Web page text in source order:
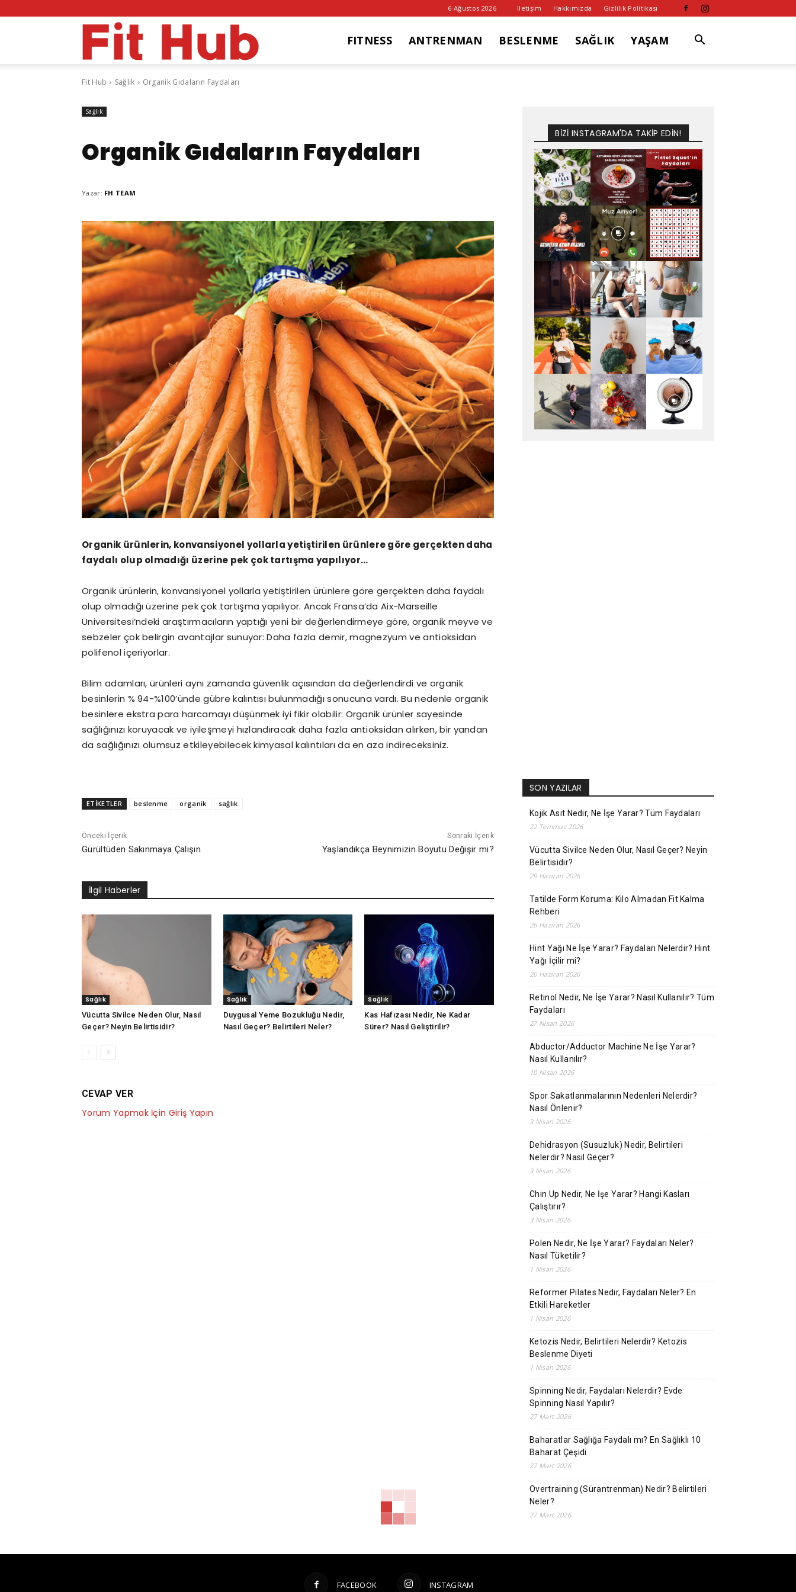
6 Ağustos 2026 İletişim Hakkımızda Gizlilik Politikası
FITNESS ANTRENMAN BESLENME SAĞLIK YAŞAM
Fit Hub Sağlık Organik Gıdaların Faydaları
Sağlık
Organik Gıdaların Faydaları
Yazar: FH TEAM
Organik ürünlerin, konvansiyonel yollarla yetiştirilen ürünlere göre gerçekten daha
faydalı olup olmadığı üzerine pek çok tartışma yapılıyor…
Organik ürünlerin, konvansiyonel yollarla yetiştirilen ürünlere göre gerçekten daha faydalı
olup olmadığı üzerine pek çok tartışma yapılıyor. Ancak Fransa’da Aix-Marseille
Üniversitesi’ndeki araştırmacıların yaptığı yeni bir değerlendirmeye göre, organik meyve ve
sebzeler çok belirgin avantajlar sunuyor: Daha fazla demir, magnezyum ve antioksidan
polifenol içeriyorlar.
Bilim adamları, ürünleri aynı zamanda güvenlik açısından da değerlendirdi ve organik
besinlerin % 94-%100’ünde gübre kalıntısı bulunmadığı sonucuna vardı. Bu nedenle organik
besinlere ekstra para harcamayı düşünmek iyi fikir olabilir: Organik ürünler sayesinde
sağlığınızı koruyacak ve iyileşmeyi hızlandıracak daha fazla antioksidan alırken, bir yandan
da sağlığınızı olumsuz etkileyebilecek kimyasal kalıntıları da en aza indireceksiniz.
ETİKETLER beslenme organik sağlık
Önceki İçerik
Gürültüden Sakınmaya Çalışın
Sonraki İçerik
Yaşlandıkça Beynimizin Boyutu Değişir mi?
İlgil Haberler
Sağlık
Vücutta Sivilce Neden Olur, Nasıl
Geçer? Neyin Belirtisidir?
Sağlık
Duygusal Yeme Bozukluğu Nedir,
Nasıl Geçer? Belirtileri Neler?
Sağlık
Kas Hafızası Nedir, Ne Kadar
Sürer? Nasıl Geliştirilir?
CEVAP VER
Yorum Yapmak İçin Giriş Yapın
BİZİ INSTAGRAM'DA TAKİP EDİN!
SON YAZILAR
Kojik Asit Nedir, Ne İşe Yarar? Tüm Faydaları
22 Temmuz 2026
Vücutta Sivilce Neden Olur, Nasıl Geçer? Neyin
Belirtisidir?
29 Haziran 2026
Tatilde Form Koruma: Kilo Almadan Fit Kalma
Rehberi
26 Haziran 2026
Hint Yağı Ne İşe Yarar? Faydaları Nelerdir? Hint
Yağı İçilir mi?
26 Haziran 2026
Retinol Nedir, Ne İşe Yarar? Nasıl Kullanılır? Tüm
Faydaları
27 Nisan 2026
Abductor/Adductor Machine Ne İşe Yarar?
Nasıl Kullanılır?
10 Nisan 2026
Spor Sakatlanmalarının Nedenleri Nelerdir?
Nasıl Önlenir?
3 Nisan 2026
Dehidrasyon (Susuzluk) Nedir, Belirtileri
Nelerdir? Nasıl Geçer?
3 Nisan 2026
Chin Up Nedir, Ne İşe Yarar? Hangi Kasları
Çalıştırır?
3 Nisan 2026
Polen Nedir, Ne İşe Yarar? Faydaları Neler?
Nasıl Tüketilir?
1 Nisan 2026
Reformer Pilates Nedir, Faydaları Neler? En
Etkili Hareketler
1 Nisan 2026
Ketozis Nedir, Belirtileri Nelerdir? Ketozis
Beslenme Diyeti
1 Nisan 2026
Spinning Nedir, Faydaları Nelerdir? Evde
Spinning Nasıl Yapılır?
27 Mart 2026
Baharatlar Sağlığa Faydalı mı? En Sağlıklı 10
Baharat Çeşidi
27 Mart 2026
Overtraining (Sürantrenman) Nedir? Belirtileri
Neler?
27 Mart 2026
FACEBOOK INSTAGRAM